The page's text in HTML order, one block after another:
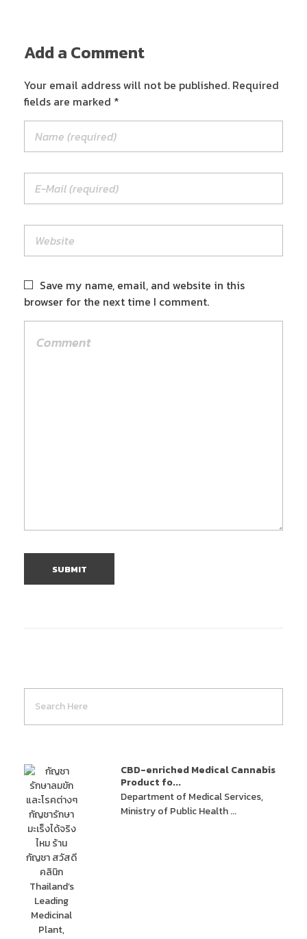
Add a Comment
Your email address will not be published. Required
fields are marked *
Save my name, email, and website in this
browser for the next time I comment.
CBD-enriched Medical Cannabis
Product fo...
Department of Medical Services,
Ministry of Public Health ...